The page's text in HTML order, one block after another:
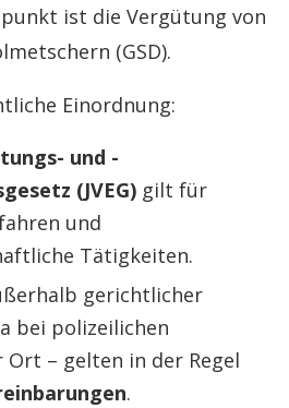
ist die Vergütung von
(GSD).
Einordnung:
und -
(JVEG) gilt für
und
Tätigkeiten.
gerichtlicher
bei polizeilichen
Ort – gelten in der Regel
.